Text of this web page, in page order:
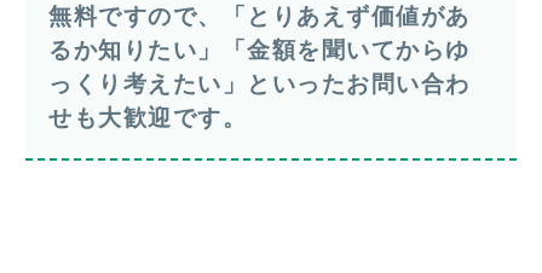
無料ですので、「とりあえず価値があ
るか知りたい」「金額を聞いてからゆ
っくり考えたい」といったお問い合わ
せも大歓迎です。